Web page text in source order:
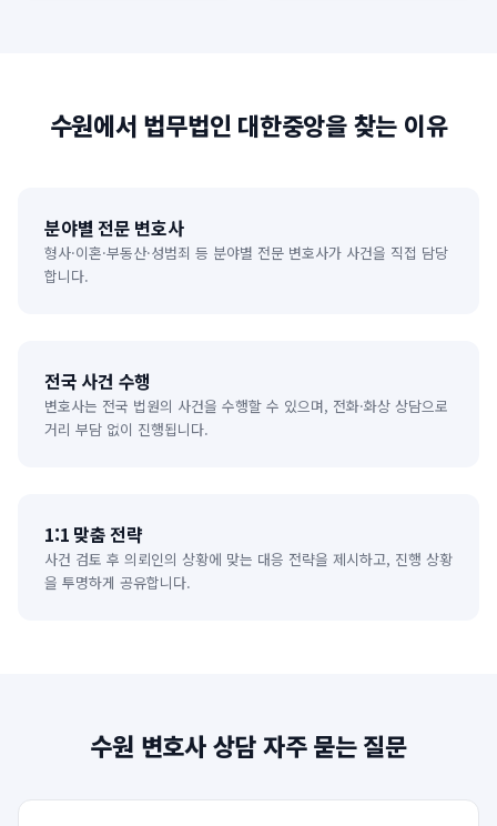
수원에서 법무법인 대한중앙을 찾는 이유
분야별 전문 변호사
형사·이혼·부동산·성범죄 등 분야별 전문 변호사가 사건을 직접 담당
합니다.
전국 사건 수행
변호사는 전국 법원의 사건을 수행할 수 있으며, 전화·화상 상담으로
거리 부담 없이 진행됩니다.
1:1 맞춤 전략
사건 검토 후 의뢰인의 상황에 맞는 대응 전략을 제시하고, 진행 상황
을 투명하게 공유합니다.
수원 변호사 상담 자주 묻는 질문